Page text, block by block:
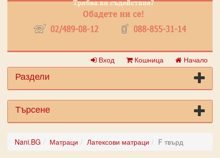
Вход Кошница Начало
Раздели
Търсене
Nani.BG Матраци Латексови матраци F твърд